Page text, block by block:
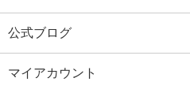
公式ブログ
マイアカウント